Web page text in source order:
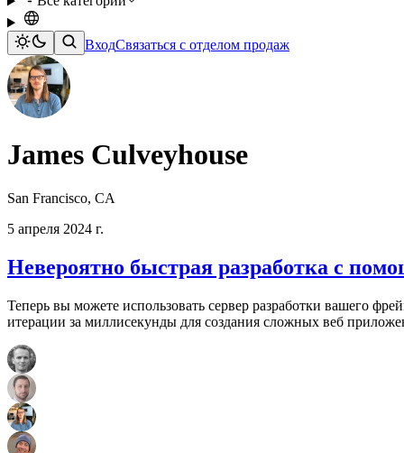
ВходСвязаться с отделом продаж
James Culveyhouse
San Francisco, CA
5 апреля 2024 г.
Невероятно быстрая разработка с
Теперь вы можете использовать сервер разработки вашего
итерации за миллисекунды для создания сложных веб